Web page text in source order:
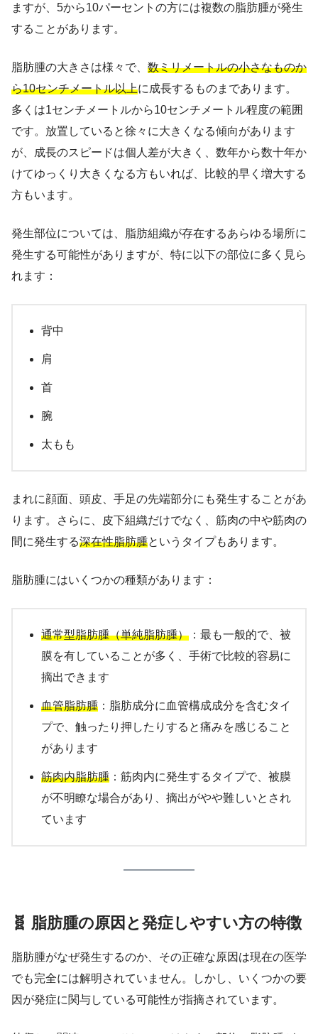
ますが、5から10パーセントの方には複数の脂肪腫が発生
することがあります。
脂肪腫の大きさは様々で、 数ミリメートルの小さなものか
ら10センチメートル以上に成長するものまであります。
多くは1センチメートルから10センチメートル程度の範囲
です。放置していると徐々に大きくなる傾向があります
が、成長のスピードは個人差が大きく、数年から数十年か
けてゆっくり大きくなる方もいれば、比較的早く増大する
方もいます。
発生部位については、脂肪組織が存在するあらゆる場所に
発生する可能性がありますが、特に以下の部位に多く見ら
れます：
背中
肩
首
腕
太もも
まれに顔面、頭皮、手足の先端部分にも発生することがあ
ります。さらに、皮下組織だけでなく、筋肉の中や筋肉の
間に発生する深在性脂肪腫というタイプもあります。
脂肪腫にはいくつかの種類があります：
通常型脂肪腫（単純脂肪腫） ：最も一般的で、被
膜を有していることが多く、手術で比較的容易に
摘出できます
血管脂肪腫 ：脂肪成分に血管構成成分を含むタイ
プで、触ったり押したりすると痛みを感じること
があります
筋肉内脂肪腫 ：筋肉内に発生するタイプで、被膜
が不明瞭な場合があり、摘出がやや難しいとされ
ています
🧬 脂肪腫の原因と発症しやすい方の特徴
脂肪腫がなぜ発生するのか、その正確な原因は現在の医学
でも完全には解明されていません。しかし、いくつかの要
因が発症に関与している可能性が指摘されています。